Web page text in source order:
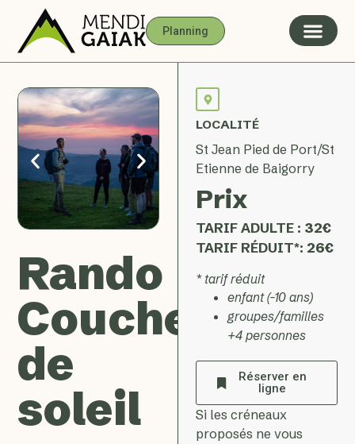
Planning
Rando
Coucher
de
soleil
LOCALITÉ
St Jean Pied de Port/St
Etienne de Baigorry
Prix
TARIF ADULTE : 32€
TARIF RÉDUIT*: 26€
* tarif réduit
enfant (-10 ans)
groupes/familles
+4 personnes
Réserver en
ligne
Si les créneaux
proposés ne vous